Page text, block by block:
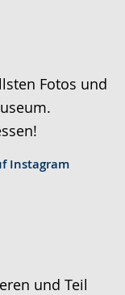
Fotos und
Instagram
und Teil